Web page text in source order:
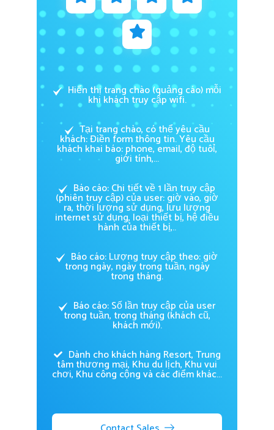
Hiển thị trang chào (quảng cáo) mỗi
khi khách truy cập wifi.
Tại trang chào, có thể yêu cầu
khách: Điền form thông tin. Yêu cầu
khách khai báo: phone, email, độ tuôỉ,
giới tính,...
Báo cáo: Chi tiết về 1 lần truy cập
(phiên truy cập) của user: giờ vào, giờ
ra, thời lượng sử dụng, lưu lượng
internet sử dụng, loại thiết bị, hệ điều
hành của thiết bị,..
Báo cáo: Lượng truy cập theo: giờ
trong ngày, ngày trong tuần, ngày
trong tháng.
Báo cáo: Số lần truy cập của user
trong tuần, trong tháng (khách cũ,
khách mới).
Dành cho khách hàng Resort, Trung
tâm thương mại, Khu du lịch, Khu vui
chơi, Khu công cộng và các điểm khác...